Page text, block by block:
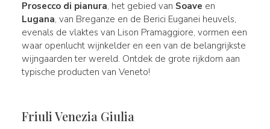
Prosecco di pianura, het gebied van Soave en
Lugana, van Breganze en de Berici Euganei heuvels,
evenals de vlaktes van Lison Pramaggiore, vormen een
waar openlucht wijnkelder en een van de belangrijkste
wijngaarden ter wereld. Ontdek de grote rijkdom aan
typische producten van Veneto!
Friuli Venezia Giulia